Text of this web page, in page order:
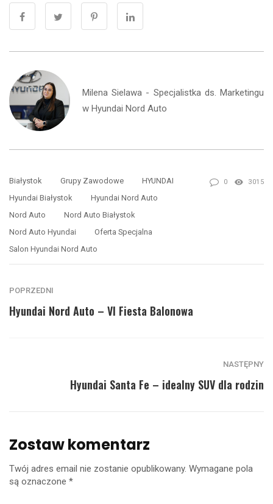
Milena Sielawa - Specjalistka ds. Marketingu
w Hyundai Nord Auto
Białystok Grupy Zawodowe
HYUNDAI
Hyundai Białystok
Hyundai Nord Auto
Nord Auto
Nord Auto Białystok
Nord Auto Hyundai
Oferta Specjalna
Salon Hyundai Nord Auto
0 3015
POPRZEDNI
Hyundai Nord Auto – VI Fiesta Balonowa
NASTĘPNY
Hyundai Santa Fe – idealny SUV dla rodzin
Zostaw komentarz
Twój adres email nie zostanie opublikowany. Wymagane pola
są oznaczone *